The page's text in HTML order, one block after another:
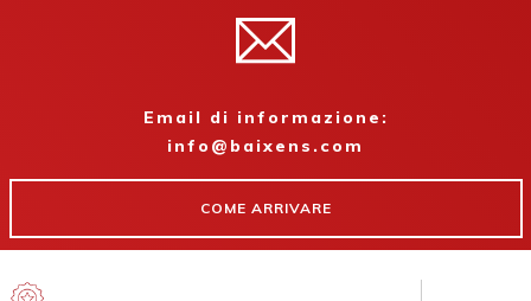
Email di informazione:
info@baixens.com
COME ARRIVARE